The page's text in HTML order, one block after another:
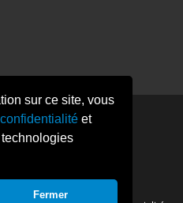
sur ce site, vous
et
Fermer